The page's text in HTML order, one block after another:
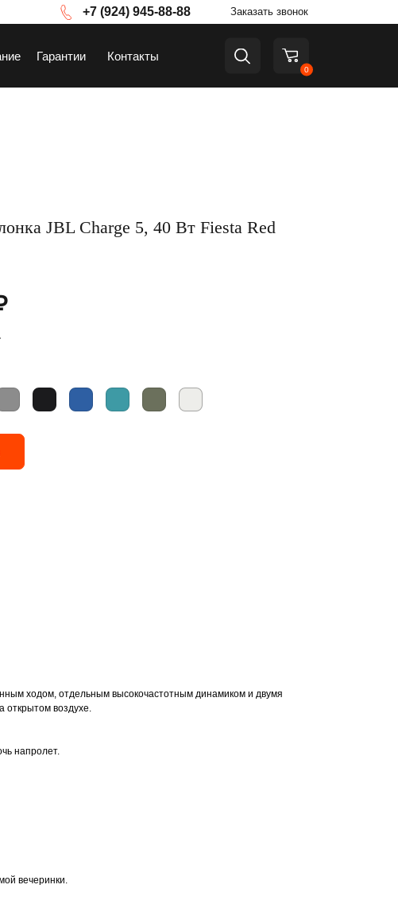
Гарантии Контакты
Заказать звонок
+7 (924) 945-88-88
0
JBL Charge 5, 40 Вт Fiesta Red
ходом, отдельным высокочастотным динамиком и двумя
открытом воздухе.
напролет.
вечеринки.
ТВ и приставки
Товары для дома